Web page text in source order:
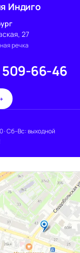
Индиго
27
речка
509-66-46
· Сб–Вс: выходной